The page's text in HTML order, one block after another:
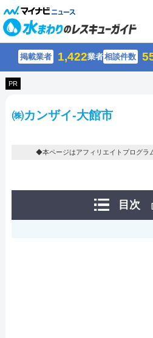
掲載業者 1,422業者相談件数
PR
㈱カンザイ-大館市
◆本ページはアフィリエイトプログラ
目次